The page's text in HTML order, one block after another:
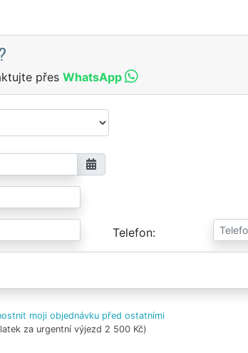
přes WhatsApp
Telefon
moji objednávku před ostatními
za urgentní výjezd 2 500 Kč)